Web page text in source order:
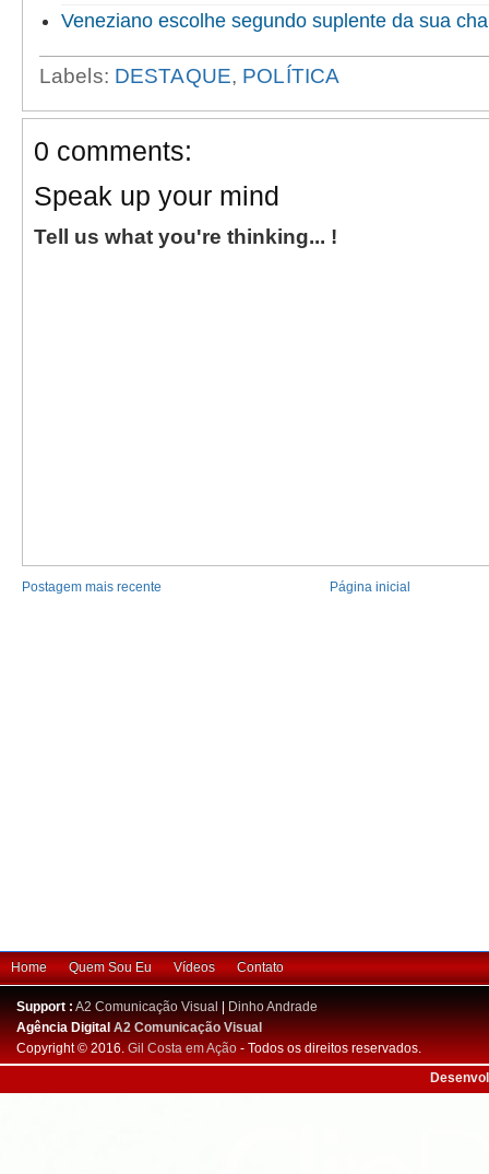
Veneziano escolhe segundo suplente da sua
Labels: DESTAQUE, POLÍTICA
0 comments:
Speak up your mind
Tell us what you're thinking... !
Postagem mais recente Página inicial
Home Quem Sou Eu Vídeos Contato
Support : A2 Comunicação Visual
Dinho Andrade
Agência DigitalA2 Comunicação Visual
Copyright © 2016. Gil Costa em Ação - Todos os direitos reservados.